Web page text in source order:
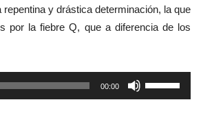
y drástica determinación, la que
por la fiebre Q, que a diferencia de los
00:00
las